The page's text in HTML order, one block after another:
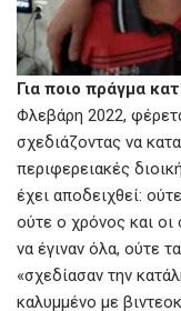
Για ποιο πράγμα
Φλεβάρη 2022,
σχεδιάζοντας να
περιφερειακές
έχει αποδειχθεί:
ούτε ο χρόνος και οι
να έγιναν όλα, ούτε
«σχεδίασαν την
καλυμμένο με